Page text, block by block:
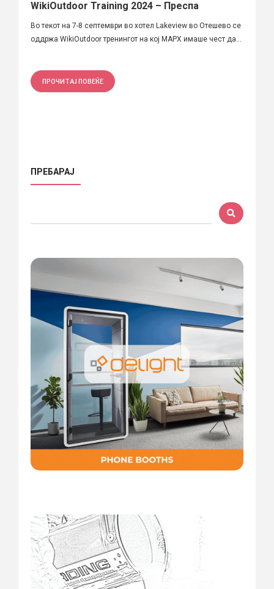
WikiOutdoor Training 2024 – Преспа
Во текот на 7-8 септември во хотел Lakeview во Отешево се
оддржа WikiOutdoor тренингот на кој МАРХ имаше чест да...
ПРОЧИТАЈ ПОВЕЌЕ
ПРЕБАРАЈ